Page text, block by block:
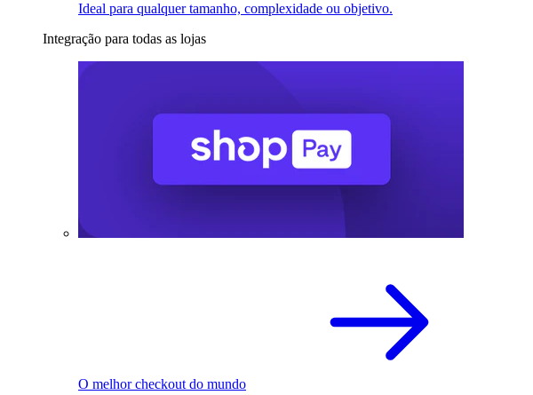
Ideal para qualquer tamanho, complexidade ou objetivo.
Integração para todas as lojas
O melhor checkout do mundo